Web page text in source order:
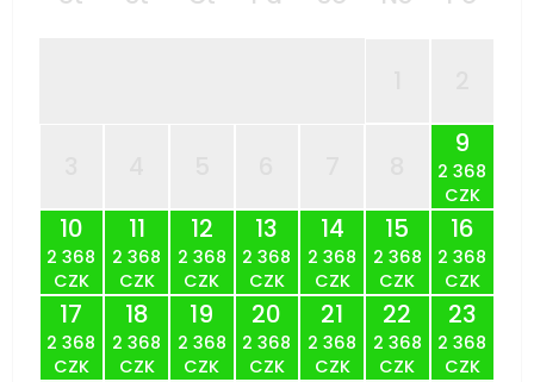
9
2 368
CZK
10
2 368
CZK
11
2 368
CZK
12
2 368
CZK
13
2 368
CZK
14
2 368
CZK
15
2 368
CZK
16
2 368
CZK
17
2 368
CZK
18
2 368
CZK
19
2 368
CZK
20
2 368
CZK
21
2 368
CZK
22
2 368
CZK
23
2 368
CZK